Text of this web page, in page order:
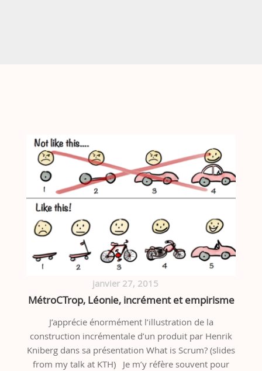
janvier 27, 2015
MétroCTrop, Léonie, incrément et empirisme
J’apprécie énormément l’illustration de la
construction incrémentale d’un produit par Henrik
Kniberg dans sa présentation What is Scrum? (slides
from my talk at KTH) Je m’y réfère souvent pour